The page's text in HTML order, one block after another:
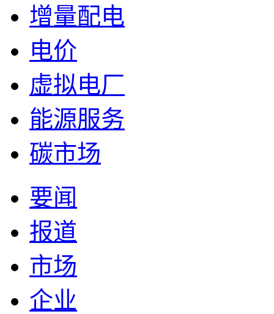
增量配电
电价
虚拟电厂
能源服务
碳市场
要闻
报道
市场
企业